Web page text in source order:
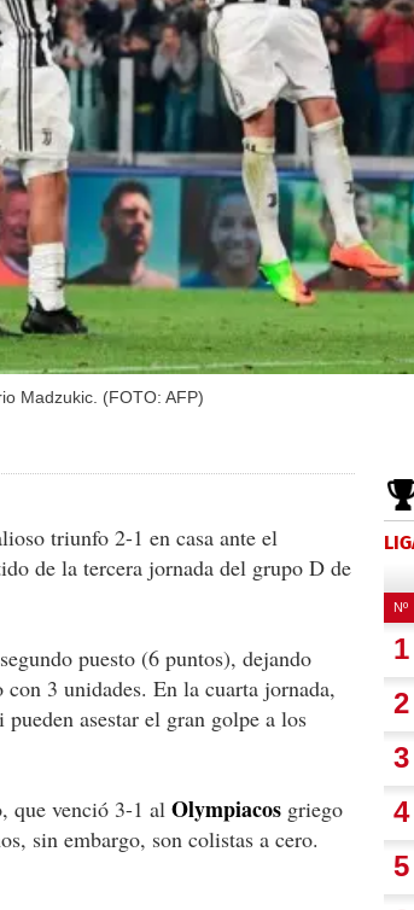
Madzukic. (FOTO: AFP)
triunfo 2-1 en casa ante el
de la tercera jornada del grupo D de
puesto (6 puntos), dejando
3 unidades. En la cuarta jornada,
asestar el gran golpe a los
que venció 3-1 al Olympiacos griego
sin embargo, son colistas a cero.